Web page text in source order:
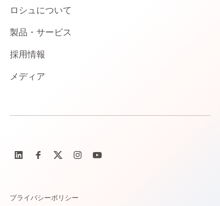
ロシュについて
製品・サービス
採用情報
メディア
プライバシーポリシー